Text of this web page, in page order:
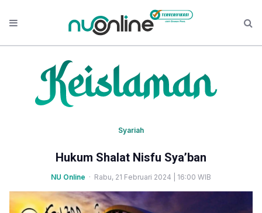
Syariah
Hukum Shalat Nisfu Sya’ban
NU Online · Rabu, 21 Februari 2024 | 16:00 WIB